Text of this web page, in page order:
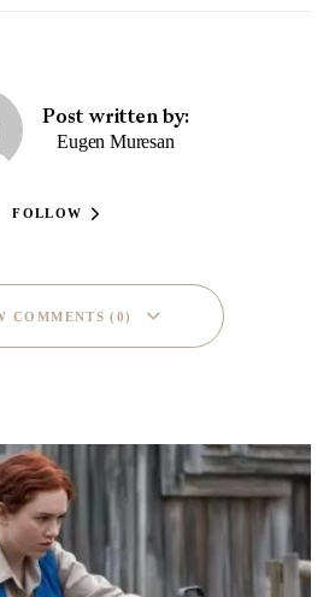
Post written by:
Eugen Muresan
FOLLOW
COMMENTS (0)